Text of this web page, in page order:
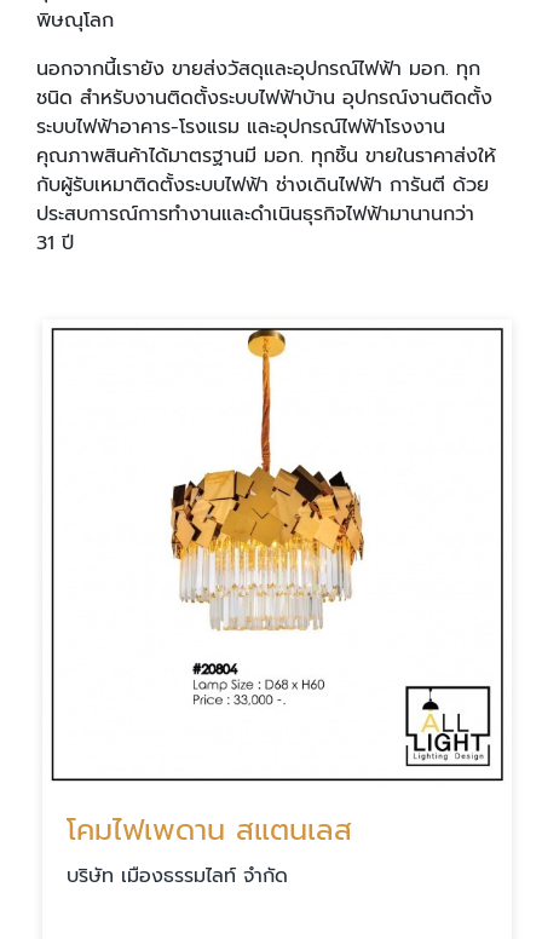
พิษณุโลก
นอกจากนี้เรายัง ขายส่งวัสดุและอุปกรณ์ไฟฟ้า มอก. ทุก
ชนิด สำหรับงานติดตั้งระบบไฟฟ้าบ้าน อุปกรณ์งานติดตั้ง
ระบบไฟฟ้าอาคาร-โรงแรม และอุปกรณ์ไฟฟ้าโรงงาน
คุณภาพสินค้าได้มาตรฐานมี มอก. ทุกชิ้น ขายในราคาส่งให้
กับผู้รับเหมาติดตั้งระบบไฟฟ้า ช่างเดินไฟฟ้า การันตี ด้วย
ประสบการณ์การทำงานและดำเนินธุรกิจไฟฟ้ามานานกว่า
31 ปี
โคมไฟเพดาน สแตนเลส
บริษัท เมืองธรรมไลท์ จำกัด